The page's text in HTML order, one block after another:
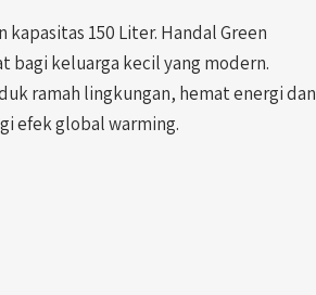
kapasitas 150 Liter. Handal Green
bagi keluarga kecil yang modern.
ramah lingkungan, hemat energi dan
efek global warming.